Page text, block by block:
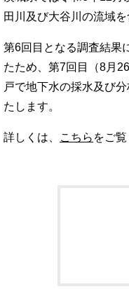
田川及び大谷川の流域
第6回目となる調査結果
たため、第7回目（8月
戸で地下水の採水及び
たします。
詳しくは、 こちら をご覧